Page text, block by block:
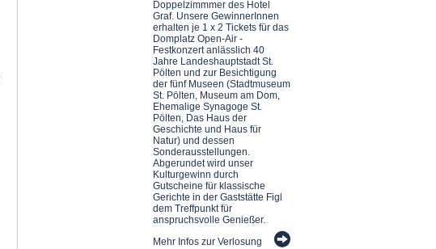
Doppelzimmmer des Hotel
Graf. Unsere GewinnerInnen
erhalten je 1 x 2 Tickets für das
Domplatz Open-Air -
Festkonzert anlässlich 40
Jahre Landeshauptstadt St.
Pölten und zur Besichtigung
der fünf Museen (Stadtmuseum
St. Pölten, Museum am Dom,
Ehemalige Synagoge St.
Pölten, Das Haus der
Geschichte und Haus für
Natur) und dessen
Sonderausstellungen.
Abgerundet wird unser
Kulturgewinn durch
Gutscheine für klassische
Gerichte in der Gaststätte Figl
dem Treffpunkt für
anspruchsvolle Genießer.
Mehr Infos zur Verlosung